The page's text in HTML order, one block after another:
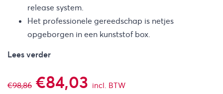
release system.
Het professionele gereedschap is netjes
opgeborgen in een kunststof box.
Lees verder
€98,86 Oorspronkelijke
€84,03 Huidige
incl. BTW